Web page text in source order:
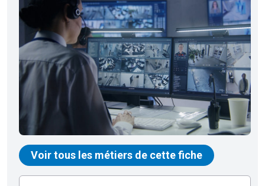
Voir tous les métiers de cette fiche